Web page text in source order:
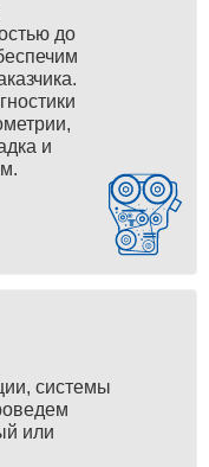
до
и
системы
или